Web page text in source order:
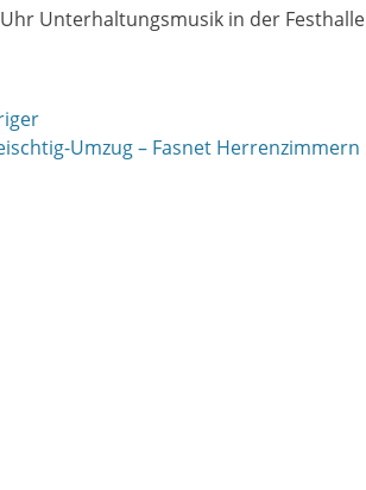
Uhr Unterhaltungsmusik in der Festhalle
Umzug – Fasnet Herrenzimmern